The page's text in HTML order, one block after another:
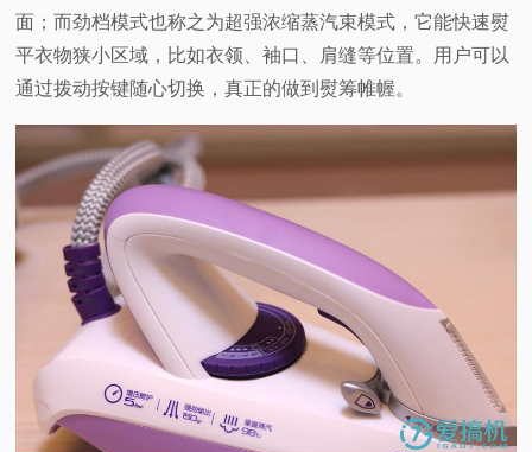
面；而劲档模式也称之为超强浓缩蒸汽束模式，它能快速熨
平衣物狭小区域，比如衣领、袖口、肩缝等位置。用户可以
通过拨动按键随心切换，真正的做到熨筹帷幄。